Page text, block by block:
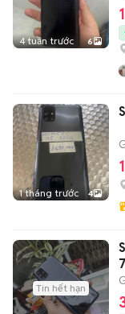
4 tuần trước 6
1 tháng trước 4
Tin hết hạn